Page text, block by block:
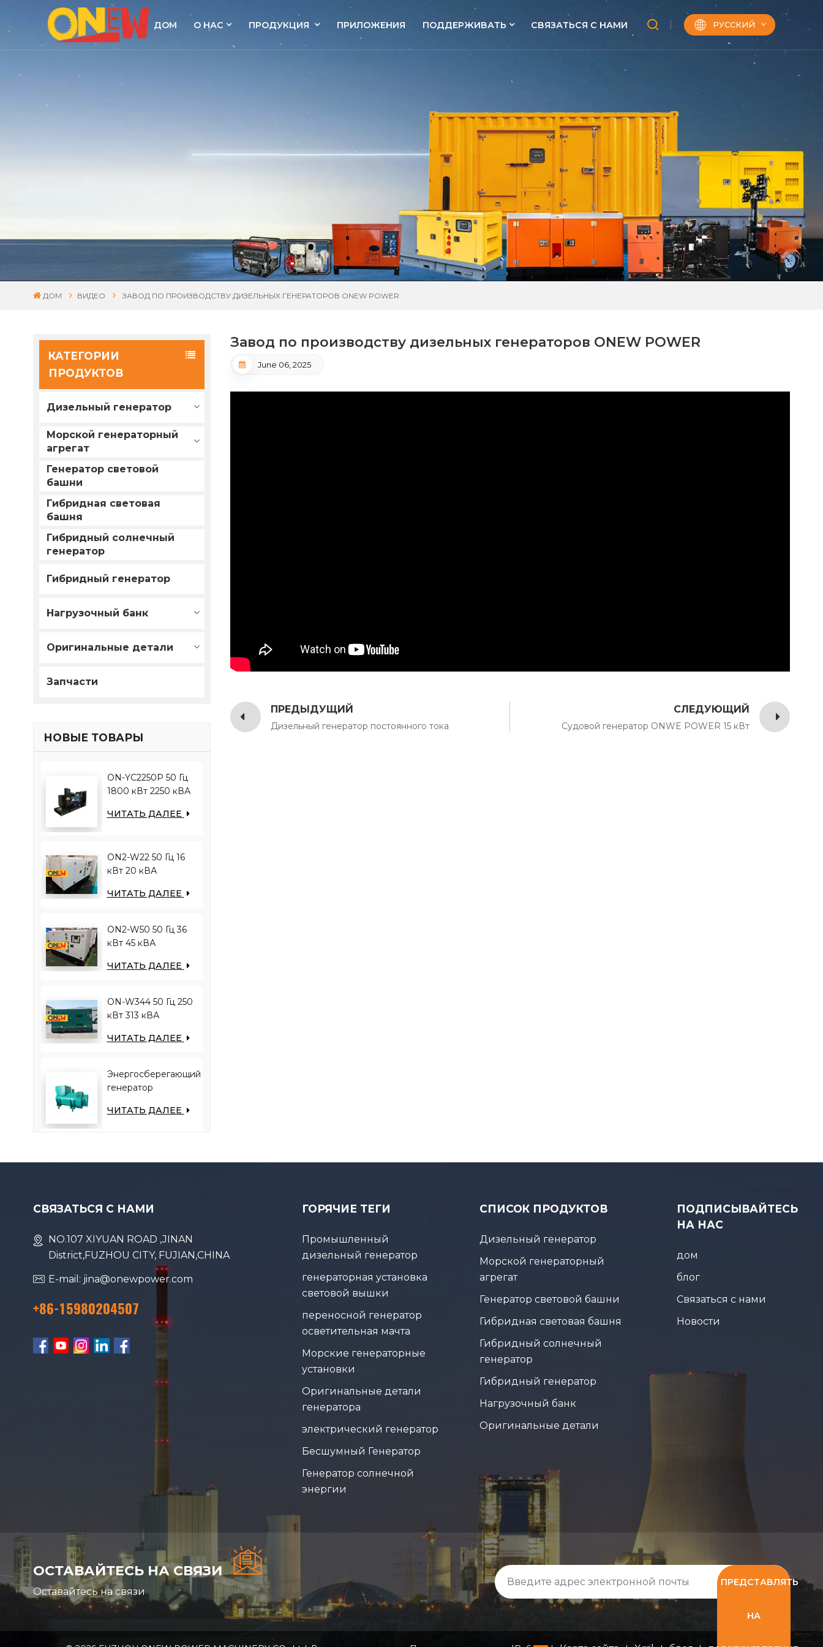
ДОМ О НАС ПРОДУКЦИЯ ПРИЛОЖЕНИЯ ПОДДЕРЖИВАТЬ СВЯЗАТЬСЯ С НАМИ РУССКИЙ
ДОМ ВИДЕО ЗАВОД ПО ПРОИЗВОДСТВУ ДИЗЕЛЬНЫХ ГЕНЕРАТОРОВ ONEW POWER
КАТЕГОРИИ
ПРОДУКТОВ
Дизельный генератор
Морской генераторный
агрегат
Генератор световой
башни
Гибридная световая
башня
Гибридный солнечный
генератор
Гибридный генератор
Нагрузочный банк
Оригинальные детали
Запчасти
НОВЫЕ ТОВАРЫ
ON-YC2250P 50 Гц
1800 кВт 2250 кВА
YC12VC3000-D30
ЧИТАТЬ ДАЛЕЕ
ON2-W22 50 Гц 16
кВт 20 кВА
4YT23-20D
генератор
ЧИТАТЬ ДАЛЕЕ
ON2-W50 50 Гц 36
кВт 45 кВА
N4100ZDS-42
генератор
ЧИТАТЬ ДАЛЕЕ
ON-W344 50 Гц 250
кВт 313 кВА
WT13B-308DE
генератор
ЧИТАТЬ ДАЛЕЕ
Энергосберегающий
генератор
мощностью 6,5 кВт
ЧИТАТЬ ДАЛЕЕ
Завод по производству дизельных генераторов ONEW POWER
June 06, 2025
ПРЕДЫДУЩИЙ
Дизельный генератор постоянного тока
СЛЕДУЮЩИЙ
Судовой генератор ONWE POWER 15 кВт
СВЯЗАТЬСЯ С НАМИ
NO.107 XIYUAN ROAD ,JINAN
District,FUZHOU CITY, FUJIAN,CHINA
E-mail: jina@onewpower.com
+86-15980204507
ГОРЯЧИЕ ТЕГИ
Промышленный
дизельный генератор
генераторная установка
световой вышки
переносной генератор
осветительная мачта
Морские генераторные
установки
Оригинальные детали
генератора
электрический генератор
Бесшумный Генератор
Генератор солнечной
энергии
СПИСОК ПРОДУКТОВ
Дизельный генератор
Морской генераторный
агрегат
Генератор световой башни
Гибридная световая башня
Гибридный солнечный
генератор
Гибридный генератор
Нагрузочный банк
Оригинальные детали
ПОДПИСЫВАЙТЕСЬ
НА НАС
дом
блог
Связаться с нами
Новости
ОСТАВАЙТЕСЬ НА СВЯЗИ
Оставайтесь на связи
ПРЕДСТАВЛЯТЬ
НА